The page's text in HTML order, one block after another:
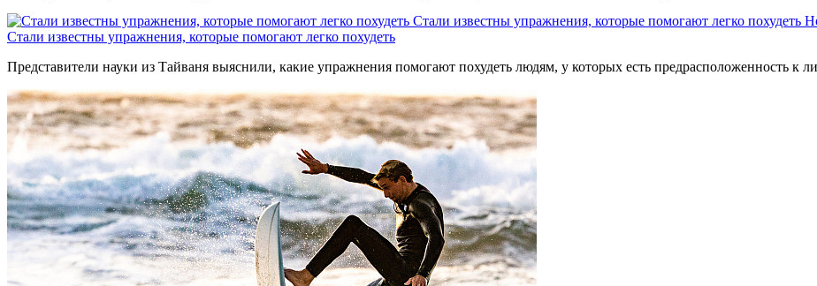
Стали известны упражнения, которые помогают легко похудеть
Стали известны упражнения, которые помогают легко похудеть
Представители науки из Тайваня выяснили, какие упражнения помогают похудеть людям, у которых есть предрасположенность к